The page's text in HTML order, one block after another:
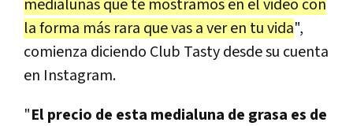
medialunas que te mostramos en el video con
la forma más rara que vas a ver en tu vida",
comienza diciendo Club Tasty desde su cuenta
en Instagram.
"El precio de esta medialuna de grasa es de